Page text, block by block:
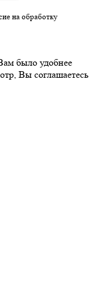
на обработку
было удобнее
Вы соглашаетесь